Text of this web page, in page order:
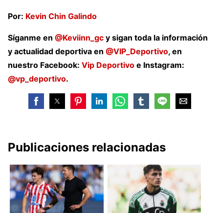
Por: Kevin Chin Galindo
Síganme en @Keviinn_gc y sigan toda la información
y actualidad deportiva en @VIP_Deportivo, en
nuestro Facebook: Vip Deportivo e Instagram:
@vp_deportivo.
Publicaciones relacionadas